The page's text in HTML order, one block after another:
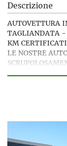
Descrizione
AUTOVETTURA
TAGLIANDATA -
KM
LE NOSTRE
LA
FINANZIAMENTI